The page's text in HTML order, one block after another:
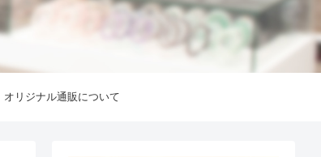
オリジナル通販について